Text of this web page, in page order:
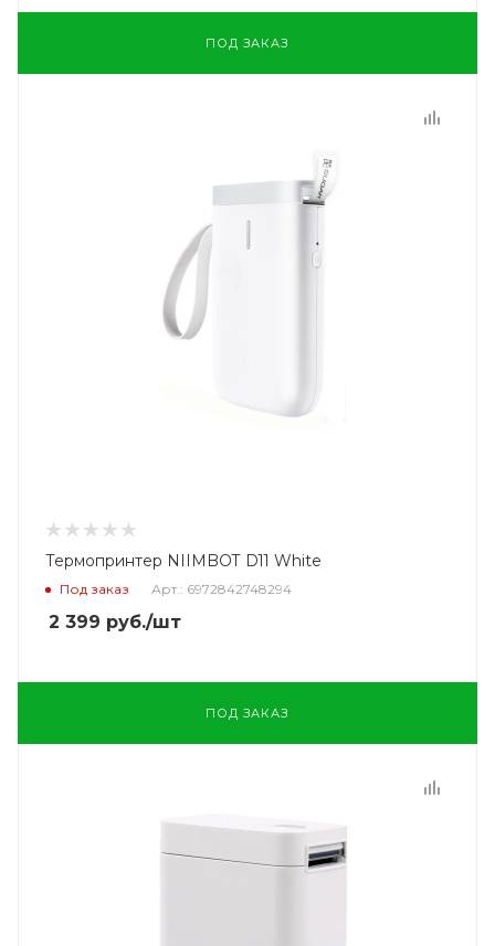
ПОД ЗАКАЗ
Термопринтер NIIMBOT D11 White
Под заказ Арт.: 6972842748294
2 399 руб./шт
ПОД ЗАКАЗ